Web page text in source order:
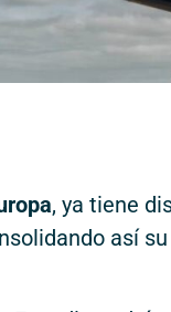
, ya tiene
así